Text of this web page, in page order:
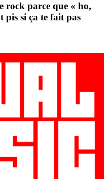
rock parce que « ho,
pis si ça te fait pas